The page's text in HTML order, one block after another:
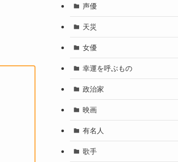
声優
天災
女優
幸運を呼ぶもの
政治家
映画
有名人
歌手